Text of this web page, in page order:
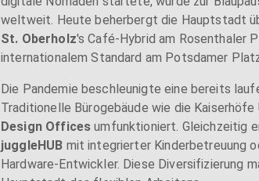
weltweit. Heute beherbergt die Hauptstadt
St. Oberholz's Café-Hybrid am Rosenthaler
internationalem Standard am Potsdamer
Die Pandemie beschleunigte eine bereits
Traditionelle Bürogebäude wie die Kaiserhöfe
Design Offices umfunktioniert. Gleichzeitig
juggleHUB mit integrierter Kinderbetreuung
Hardware-Entwickler. Diese Diversifizierung